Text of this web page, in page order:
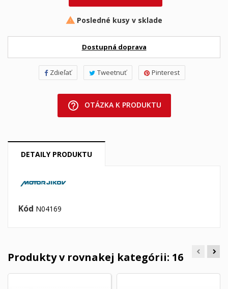
 Posledné kusy v sklade
Dostupná doprava
Zdieľať Tweetnuť Pinterest
help_outline OTÁZKA K PRODUKTU
DETAILY PRODUKTU
Kód N04169
Produkty v rovnakej kategórii: 16